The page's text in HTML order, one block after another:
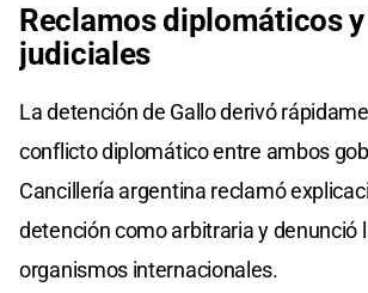
Reclamos diplomáticos
judiciales
La detención de Gallo derivó
conflicto diplomático entre ambos
Cancillería argentina reclamó
detención como arbitraria y denunció
organismos internacionales.